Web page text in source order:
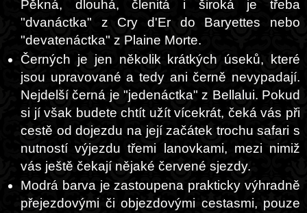
Pěkná, dlouhá, členitá i široká je třeba
"dvanáctka" z Cry d'Er do Baryettes nebo
"devatenáctka" z Plaine Morte.
Černých je jen několik krátkých úseků, které
jsou upravované a tedy ani černě nevypadají.
Nejdelší černá je "jedenáctka" z Bellalui. Pokud
si jí však budete chtít užít vícekrát, čeká vás při
cestě od dojezdu na její začátek trochu safari s
nutností výjezdu třemi lanovkami, mezi nimiž
vás ještě čekají nějaké červené sjezdy.
Modrá barva je zastoupena prakticky výhradně
přejezdovými či objezdovými cestasmi, pouze